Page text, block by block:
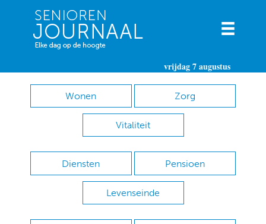
vrijdag 7 augustus
Wonen Zorg
Vitaliteit
Diensten Pensioen
Levenseinde